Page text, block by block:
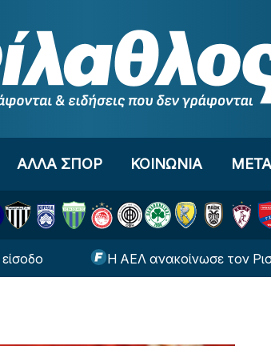
ΑΛΛΑ ΣΠΟΡ ΚΟΙΝΩΝΙΑ
Η ΑΕΛ ανακοίνωσε τον Ρισβάνη